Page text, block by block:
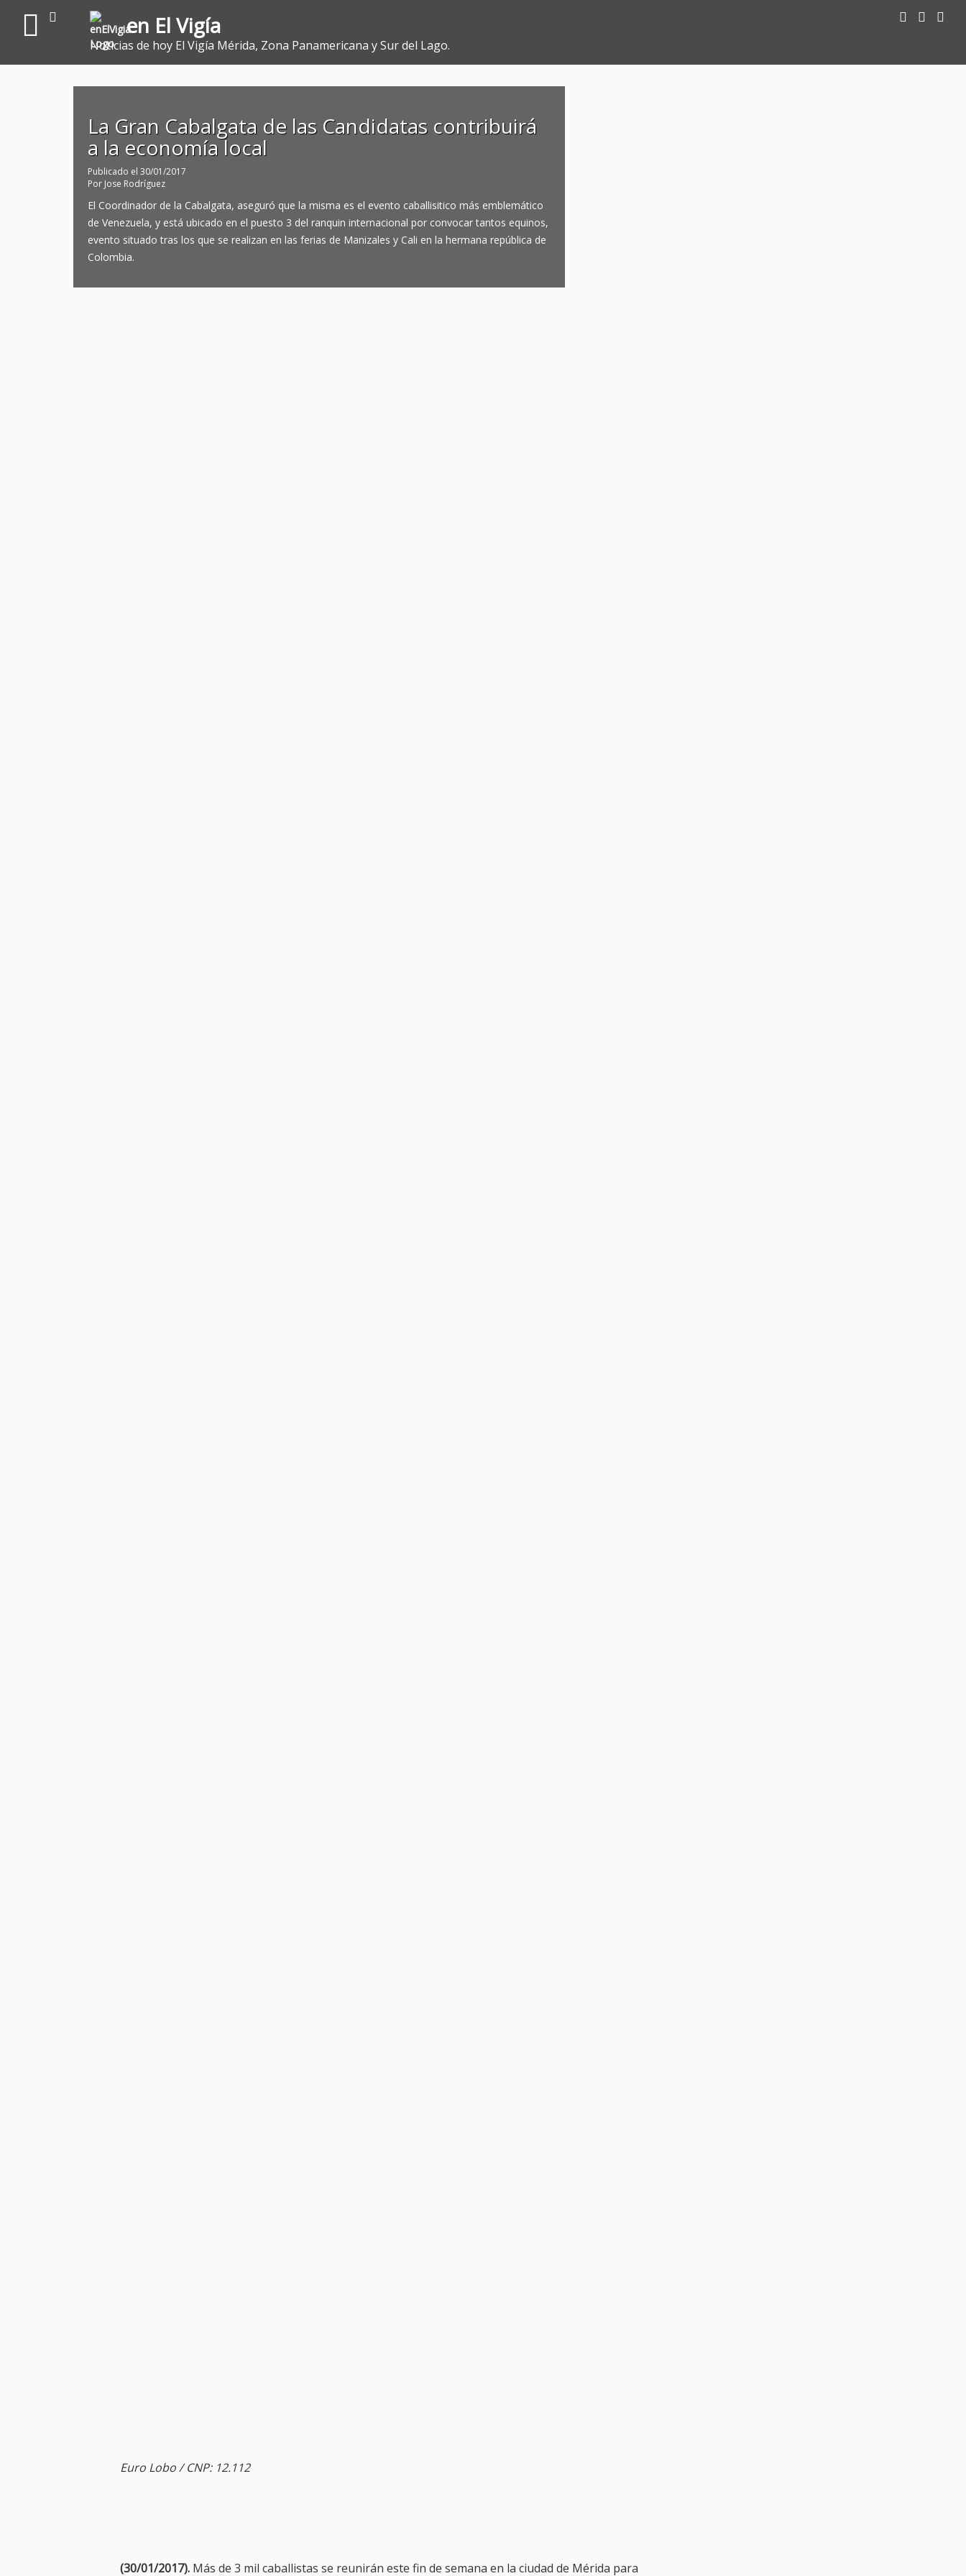
en El Vigía
Noticias de hoy El Vigía Mérida, Zona Panamericana y Sur del Lago.
La Gran Cabalgata de las Candidatas contribuirá
a la economía local
Publicado el 30/01/2017
Por Jose Rodríguez
El Coordinador de la Cabalgata, aseguró que la misma es el evento caballisitico más emblemático
de Venezuela, y está ubicado en el puesto 3 del ranquin internacional por convocar tantos equinos,
evento situado tras los que se realizan en las ferias de Manizales y Cali en la hermana república de
Colombia.
Euro Lobo / CNP: 12.112
(30/01/2017). Más de 3 mil caballistas se reunirán este fin de semana en la ciudad de Mérida para